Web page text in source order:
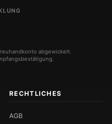
abgewickelt.
RECHTLICHES
AGB